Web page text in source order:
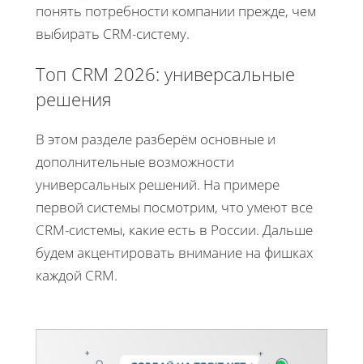
понять потребности компании прежде, чем
выбирать CRM-систему.
Топ CRM 2026: универсальные
решения
В этом разделе разберём основные и
дополнительные возможности
универсальных решений. На примере
первой системы посмотрим, что умеют все
CRM-системы, какие есть в России. Дальше
будем акцентировать внимание на фишках
каждой CRM.